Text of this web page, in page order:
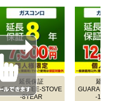
延長保証
GUARANTEE-STOVE
-8YEAR
延長保証
GUARANTEE-
-10YEAR